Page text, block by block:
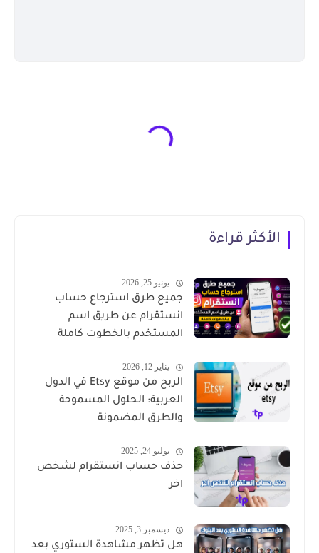
الأكثر قراءة
يونيو 25, 2026
جميع طرق استرجاع حساب
انستقرام عن طريق اسم
المستخدم بالخطوت كاملة
يناير 12, 2026
الربح من موقع Etsy في الدول
العربية: الحلول المسموحة
والطرق المضمونة
يوليو 24, 2025
حذف حساب انستقرام لشخص
اخر
ديسمبر 3, 2025
هل تظهر مشاهدة الستوري بعد